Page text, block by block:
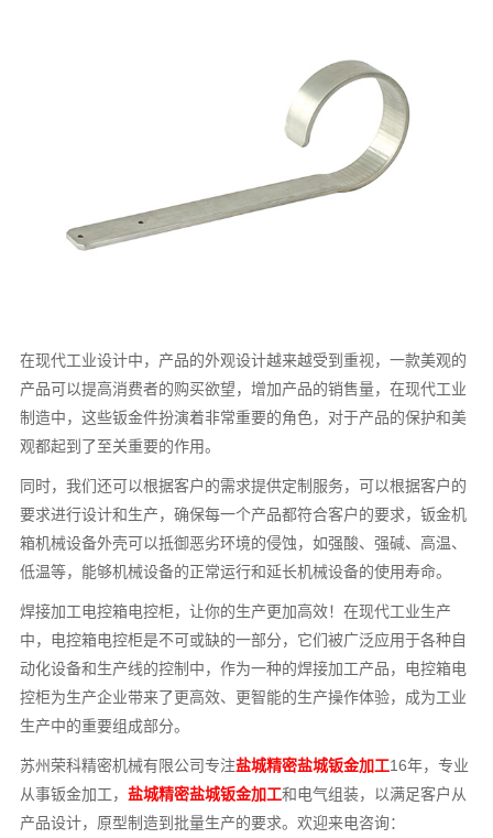
在现代工业设计中，产品的外观设计越来越受到重视，一款美观的
产品可以提高消费者的购买欲望，增加产品的销售量，在现代工业
制造中，这些钣金件扮演着非常重要的角色，对于产品的保护和美
观都起到了至关重要的作用。
同时，我们还可以根据客户的需求提供定制服务，可以根据客户的
要求进行设计和生产，确保每一个产品都符合客户的要求，钣金机
箱机械设备外壳可以抵御恶劣环境的侵蚀，如强酸、强碱、高温、
低温等，能够机械设备的正常运行和延长机械设备的使用寿命。
焊接加工电控箱电控柜，让你的生产更加高效！在现代工业生产
中，电控箱电控柜是不可或缺的一部分，它们被广泛应用于各种自
动化设备和生产线的控制中，作为一种的焊接加工产品，电控箱电
控柜为生产企业带来了更高效、更智能的生产操作体验，成为工业
生产中的重要组成部分。
苏州荣科精密机械有限公司专注盐城精密盐城钣金加工16年，专业
从事钣金加工，盐城精密盐城钣金加工和电气组装，以满足客户从
产品设计，原型制造到批量生产的要求。欢迎来电咨询：